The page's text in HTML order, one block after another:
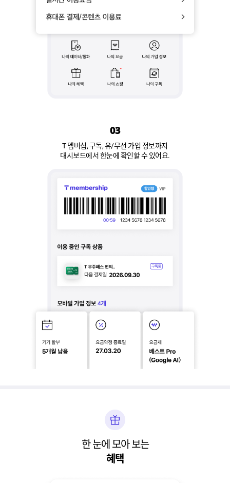
03
T 멤버십, 구독, 유/무선 가입 정보까지
대시보드에서 한눈에 확인할 수 있어요.
한 눈에 모아 보는
혜택